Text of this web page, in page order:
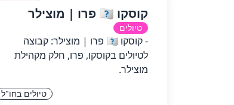
קוסקו 🇵🇪 פרו | מוצילר
טיולים
- קוסקו 🇵🇪 פרו | מוצילר: קבוצה
לטיולים בקוסקו, פרו, חלק מקהילת
מוצילר.
טיולים בחו"ל